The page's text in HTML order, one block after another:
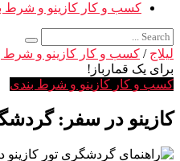
کسب و کار کازینو و شرط
لیلاج / کسب و کار کازینو و شرط
برای یک قمارباز!
کسب و کار کازینو و شرط بندی
کازینو در سفر: